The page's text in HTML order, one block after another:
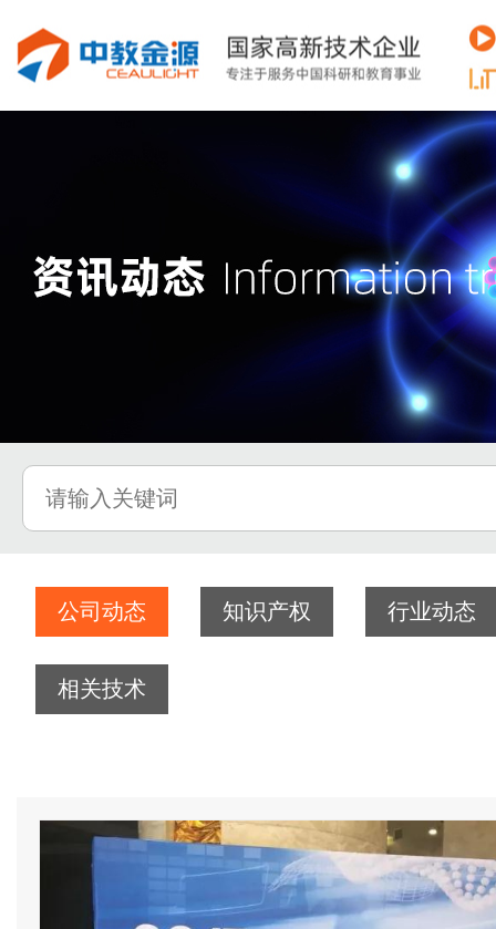
公司动态 知识产权 行业动态
相关技术